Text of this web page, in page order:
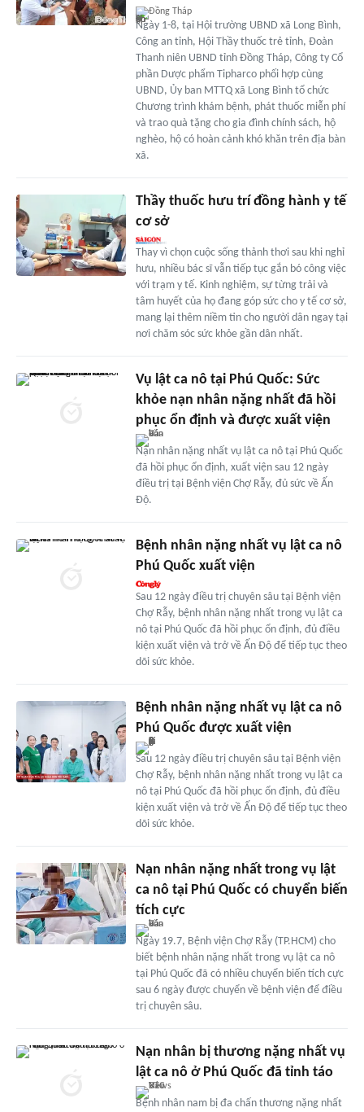
Đồng Tháp
Ngày 1-8, tại Hội trường UBND xã Long Bình,
Công an tỉnh, Hội Thầy thuốc trẻ tỉnh, Đoàn
Thanh niên UBND tỉnh Đồng Tháp, Công ty Cổ
phần Dược phẩm Tipharco phối hợp cùng
UBND, Ủy ban MTTQ xã Long Bình tổ chức
Chương trình khám bệnh, phát thuốc miễn phí
và trao quà tặng cho gia đình chính sách, hộ
nghèo, hộ có hoàn cảnh khó khăn trên địa bàn
xã.
Thầy thuốc hưu trí đồng hành y tế
cơ sở
Thay vì chọn cuộc sống thảnh thơi sau khi nghỉ
hưu, nhiều bác sĩ vẫn tiếp tục gắn bó công việc
với trạm y tế. Kinh nghiệm, sự từng trải và
tâm huyết của họ đang góp sức cho y tế cơ sở,
mang lại thêm niềm tin cho người dân ngay tại
nơi chăm sóc sức khỏe gần dân nhất.
Vụ lật ca nô tại Phú Quốc: Sức
khỏe nạn nhân nặng nhất đã hồi
phục ổn định và được xuất viện
Nạn nhân nặng nhất vụ lật ca nô tại Phú Quốc
đã hồi phục ổn định, xuất viện sau 12 ngày
điều trị tại Bệnh viện Chợ Rẫy, đủ sức về Ấn
Độ.
Bệnh nhân nặng nhất vụ lật ca nô
Phú Quốc xuất viện
Sau 12 ngày điều trị chuyên sâu tại Bệnh viện
Chợ Rẫy, bệnh nhân nặng nhất trong vụ lật ca
nô tại Phú Quốc đã hồi phục ổn định, đủ điều
kiện xuất viện và trở về Ấn Độ để tiếp tục theo
dõi sức khỏe.
Bệnh nhân nặng nhất vụ lật ca nô
Phú Quốc được xuất viện
Sau 12 ngày điều trị chuyên sâu tại Bệnh viện
Chợ Rẫy, bệnh nhân nặng nhất trong vụ lật ca
nô tại Phú Quốc đã hồi phục ổn định, đủ điều
kiện xuất viện và trở về Ấn Độ để tiếp tục theo
dõi sức khỏe.
Nạn nhân nặng nhất trong vụ lật
ca nô tại Phú Quốc có chuyển biến
tích cực
Ngày 19.7, Bệnh viện Chợ Rẫy (TP.HCM) cho
biết bệnh nhân nặng nhất trong vụ lật ca nô
tại Phú Quốc đã có nhiều chuyển biến tích cực
sau 6 ngày được chuyển về bệnh viện để điều
trị chuyên sâu.
Nạn nhân bị thương nặng nhất vụ
lật ca nô ở Phú Quốc đã tỉnh táo
Bệnh nhân nam bị đa chấn thương nặng nhất